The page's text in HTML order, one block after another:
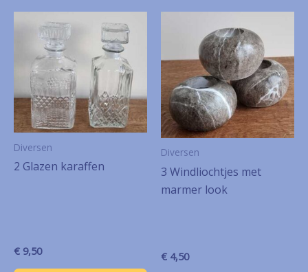
Diversen
2 Glazen karaffen
€ 9,50
Diversen
3 Windliochtjes met
marmer look
€ 4,50